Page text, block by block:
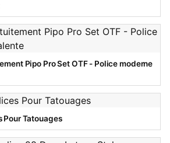
Pipo Pro Set OTF - Police moderne
Pour Tatouages